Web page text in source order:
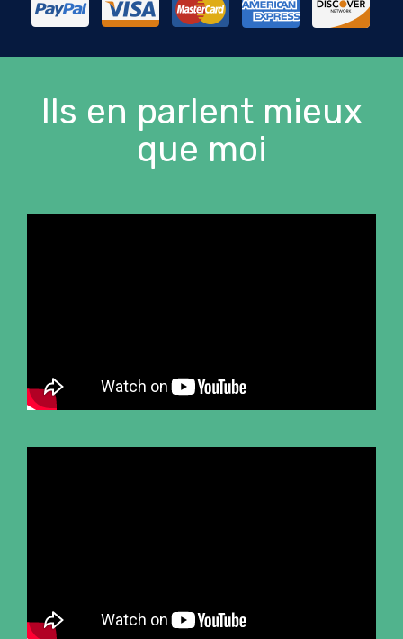
Ils en parlent mieux
que moi